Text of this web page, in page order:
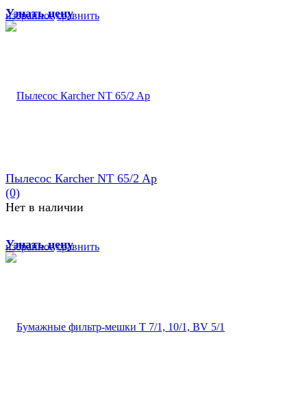
избранное сравнить
Узнать цену
избранное сравнить
Пылесос Кarcher NT 65/2 Ap
(0)
Нет в наличии
Узнать цену